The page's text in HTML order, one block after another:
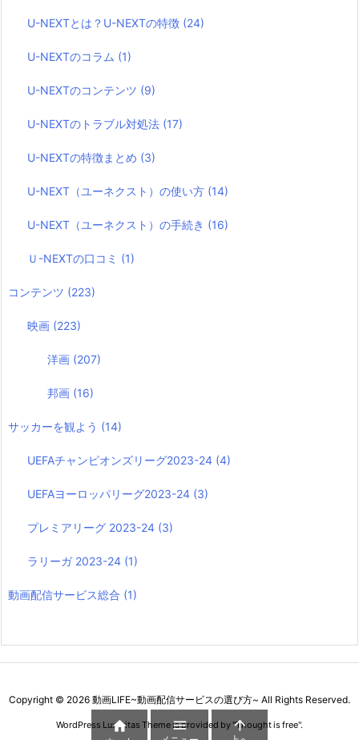
U-NEXTとは？U-NEXTの特徴 (24)
U-NEXTのコラム (1)
U-NEXTのコンテンツ (9)
U-NEXTのトラブル対処法 (17)
U-NEXTの特徴まとめ (3)
U-NEXT（ユーネクスト）の使い方 (14)
U-NEXT（ユーネクスト）の手続き (16)
Ｕ-NEXTの口コミ (1)
コンテンツ (223)
映画 (223)
洋画 (207)
邦画 (16)
サッカーを観よう (14)
UEFAチャンピオンズリーグ2023-24 (4)
UEFAヨーロッパリーグ2023-24 (3)
プレミアリーグ 2023-24 (3)
ラリーガ 2023-24 (1)
動画配信サービス総合 (1)
Copyright © 2026 動画LIFE~動画配信サービスの選び方~ All Rights Reserved.
WordPress Luxeritas Theme is provided by "Thought is free".
  